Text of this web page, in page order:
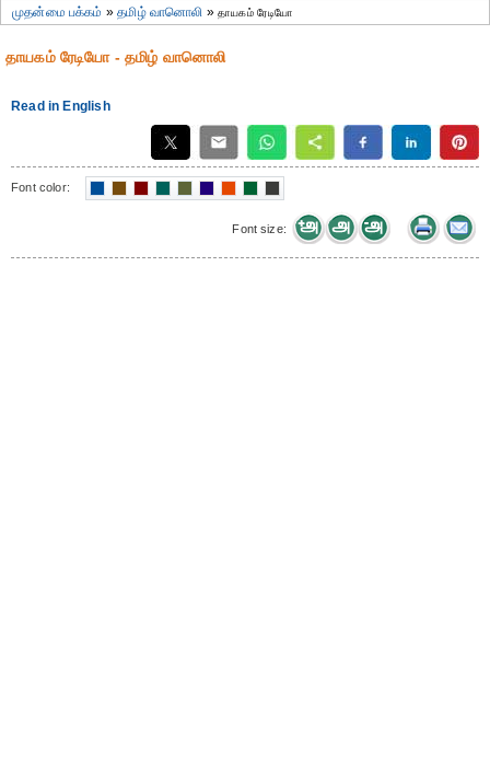
முதன்மை பக்கம் »தமிழ் வானொலி » தாயகம் ரேடியோ
தாயகம் ரேடியோ - தமிழ் வானொலி
Read in English
Font color:
Font size: